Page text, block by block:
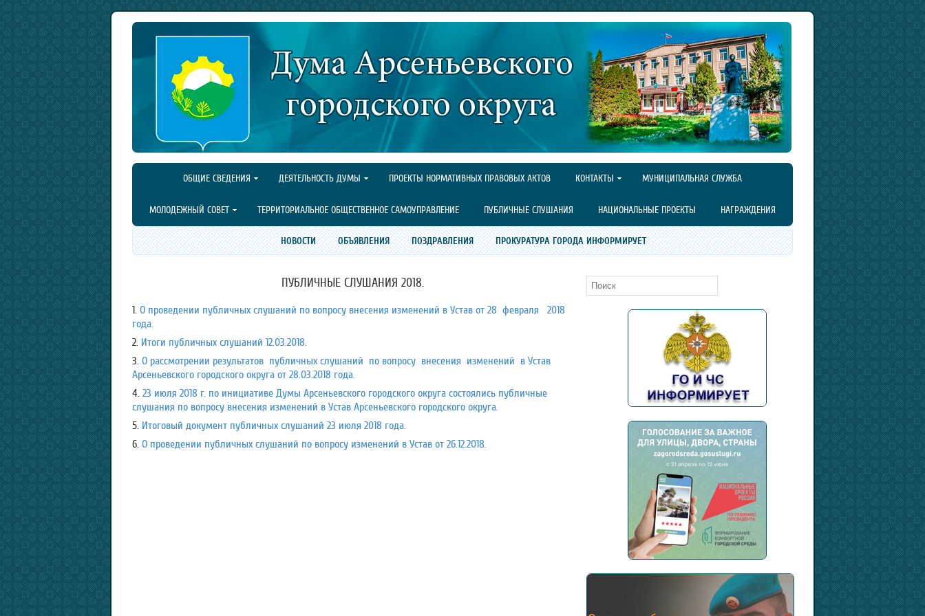
ОБЩИЕ СВЕДЕНИЯ ДЕЯТЕЛЬНОСТЬ ДУМЫ ПРОЕКТЫ НОРМАТИВНЫХ ПРАВОВЫХ АКТОВ КОНТАКТЫ МУНИЦИПАЛЬНАЯ СЛУЖБА
МОЛОДЕЖНЫЙ СОВЕТ ТЕРРИТОРИАЛЬНОЕ ОБЩЕСТВЕННОЕ САМОУПРАВЛЕНИЕ ПУБЛИЧНЫЕ СЛУШАНИЯ НАЦИОНАЛЬНЫЕ ПРОЕКТЫ НАГРАЖДЕНИЯ
НОВОСТИ ОБЪЯВЛЕНИЯ ПОЗДРАВЛЕНИЯ ПРОКУРАТУРА ГОРОДА ИНФОРМИРУЕТ
ПУБЛИЧНЫЕ СЛУШАНИЯ 2018.
1. О проведении публичных слушаний по вопросу внесения изменений в Устав от 28 февраля 2018
года.
2. Итоги публичных слушаний 12.03.2018.
3. О рассмотрении результатов публичных слушаний по вопросу внесения изменений в Устав
Арсеньевского городского округа от 28.03.2018 года.
4. 23 июля 2018 г. по инициативе Думы Арсеньевского городского округа состоялись публичные
слушания по вопросу внесения изменений в Устав Арсеньевского городского округа.
5. Итоговый документ публичных слушаний 23 июля 2018 года.
6. О проведении публичных слушаний по вопросу изменений в Устав от 26.12.2018.
Поиск